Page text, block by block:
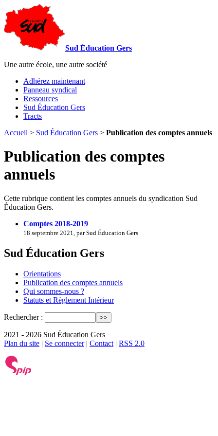
Sud Éducation Gers
Une autre école, une autre société
Adhérez maintenant
Panneau syndical
Ressources
Sud Éducation Gers
Tracts
Accueil > Sud Éducation Gers > Publication des comptes annuels
Publication des comptes
annuels
Cette rubrique contient les comptes annuels du syndication Sud
Éducation Gers.
Comptes 2018-2019
18 septembre 2021, par Sud Éducation Gers
Sud Éducation Gers
Orientations
Publication des comptes annuels
Qui sommes-nous ?
Statuts et Règlement Intérieur
Rechercher :
2021 - 2026 Sud Éducation Gers
Plan du site | Se connecter| Contact | RSS 2.0